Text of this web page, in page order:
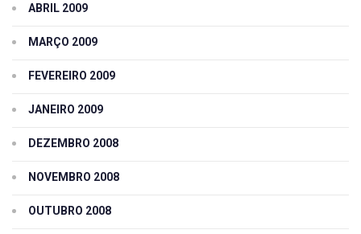
ABRIL 2009
MARÇO 2009
FEVEREIRO 2009
JANEIRO 2009
DEZEMBRO 2008
NOVEMBRO 2008
OUTUBRO 2008